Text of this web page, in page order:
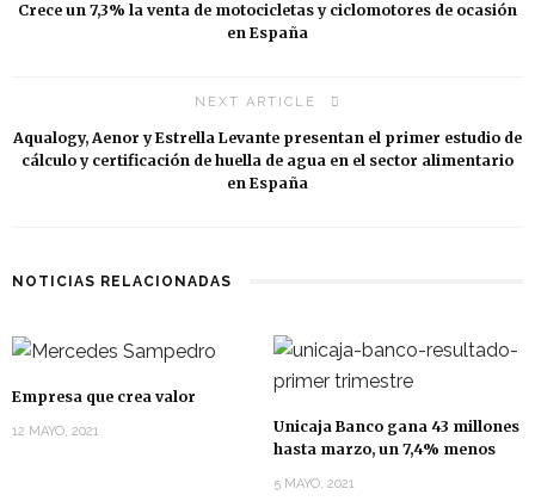
Crece un 7,3% la venta de motocicletas y ciclomotores de ocasión
en España
NEXT ARTICLE
Aqualogy, Aenor y Estrella Levante presentan el primer estudio de
cálculo y certificación de huella de agua en el sector alimentario
en España
NOTICIAS RELACIONADAS
Empresa que crea valor
12 MAYO, 2021
Unicaja Banco gana 43 millones
hasta marzo, un 7,4% menos
5 MAYO, 2021